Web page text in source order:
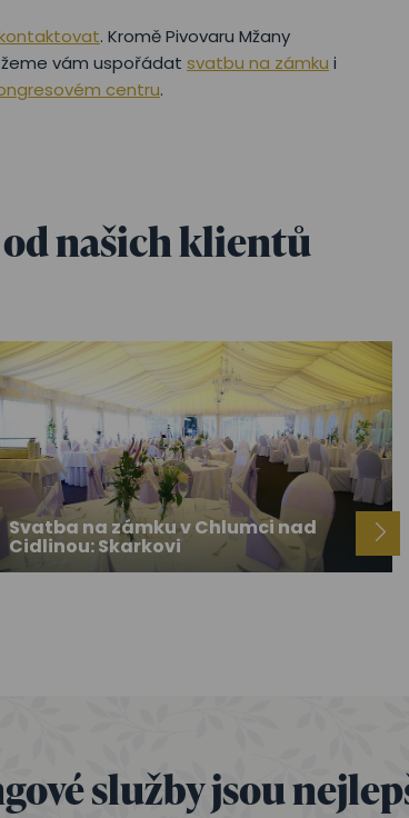
. Kromě Pivovaru Mžany
vám uspořádat svatbu na zámku i
centru.
našich klientů
Svatba na zámku v Chlumci nad
Cidlinou: Skarkovi
služby jsou